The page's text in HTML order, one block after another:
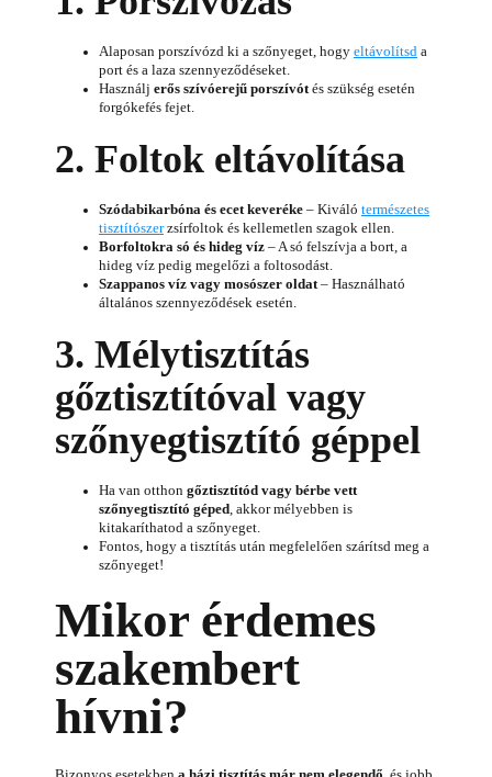
Alaposan porszívózd ki a szőnyeget, hogy eltávolítsd a
port és a laza szennyeződéseket.
Használj erős szívóerejű porszívótés szükség esetén
forgókefés fejet.
2. Foltok eltávolítása
Szódabikarbóna és ecet keveréke – Kiváló természetes
tisztítószerzsírfoltok és kellemetlen szagok ellen.
Borfoltokra só és hideg víz – A só felszívja a bort, a
hideg víz pedig megelőzi a foltosodást.
Szappanos víz vagy mosószer oldat– Használható
általános szennyeződések esetén.
3. Mélytisztítás
gőztisztítóval vagy
szőnyegtisztító géppel
Ha van otthon gőztisztítód vagy bérbe vett
szőnyegtisztító géped, akkor mélyebben is
kitakaríthatod a szőnyeget.
Fontos, hogy a tisztítás után megfelelően szárítsd meg a
szőnyeget!
Mikor érdemes
szakembert
hívni?